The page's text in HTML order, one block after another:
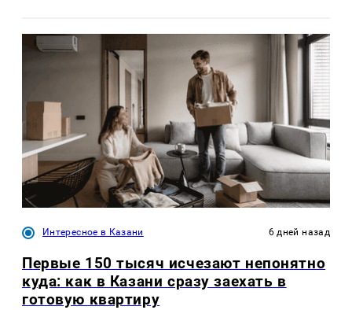
Интересное в Казани 6 дней назад
Первые 150 тысяч исчезают непонятно
куда: как в Казани сразу заехать в
готовую квартиру